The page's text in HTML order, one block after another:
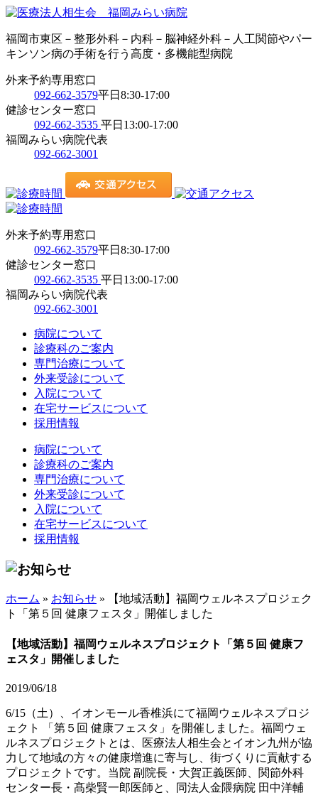
福岡市東区－整形外科－内科－脳神経外科－人工関節やパー
キンソン病の手術を行う高度・多機能型病院
外来予約専用窓口
092-662-3579平日8:30-17:00
健診センター窓口
092-662-3535 平日13:00-17:00
福岡みらい病院代表
092-662-3001
外来予約専用窓口
092-662-3579平日8:30-17:00
健診センター窓口
092-662-3535 平日13:00-17:00
福岡みらい病院代表
092-662-3001
病院について
診療科のご案内
専門治療について
外来受診について
入院について
在宅サービスについて
採用情報
病院について
診療科のご案内
専門治療について
外来受診について
入院について
在宅サービスについて
採用情報
ホーム » お知らせ »
【地域活動】福岡ウェルネスプロジェク
ト「第５回 健康フェスタ」開催しました
【地域活動】福岡ウェルネスプロジェクト「第５回 健康フ
ェスタ」開催しました
2019/06/18
6/15（土）、イオンモール香椎浜にて福岡ウェルネスプロジ
ェクト 「第５回 健康フェスタ」を開催しました。福岡ウェ
ルネスプロジェクトとは、医療法人相生会とイオン九州が協
力して地域の方々の健康増進に寄与し、街づくりに貢献する
プロジェクトです。当院 副院長・大賀正義医師、関節外科
センター長・髙柴賢一郎医師と、同法人金隈病院 田中洋輔